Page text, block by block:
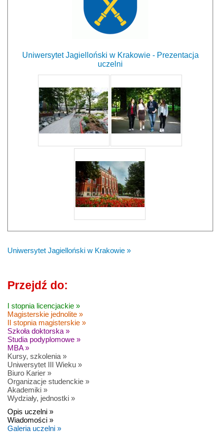
Uniwersytet Jagielloński w Krakowie - Prezentacja
uczelni
Uniwersytet Jagielloński w Krakowie »
Przejdź do:
I stopnia licencjackie »
Magisterskie jednolite »
II stopnia magisterskie »
Szkoła doktorska »
Studia podyplomowe »
MBA »
Kursy, szkolenia »
Uniwersytet III Wieku »
Biuro Karier »
Organizacje studenckie »
Akademiki »
Wydziały, jednostki »
Opis uczelni »
Wiadomości »
Galeria uczelni »